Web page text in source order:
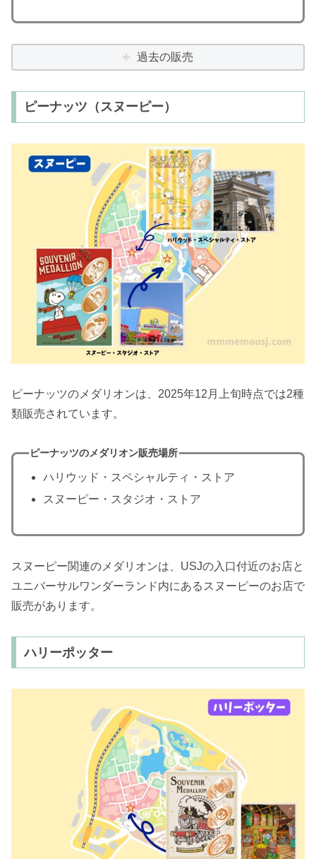
過去の販売
ピーナッツ（スヌーピー）
ピーナッツのメダリオンは、2025年12月上旬時点では2種
類販売されています。
ピーナッツのメダリオン販売場所
ハリウッド・スペシャルティ・ストア
スヌーピー・スタジオ・ストア
スヌーピー関連のメダリオンは、USJの入口付近のお店と
ユニバーサルワンダーランド内にあるスヌーピーのお店で
販売があります。
ハリーポッター